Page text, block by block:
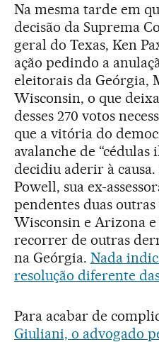
Na mesma tarde em
decisão da Suprema
geral do Texas, Ken
ação pedindo a
eleitorais da Geórgia,
Wisconsin, o que
desses 270 votos
que a vitória do
avalanche de “cédulas
decidiu aderir à
Powell, sua ex-
pendentes duas
Wisconsin e Arizona
recorrer de outras
na Geórgia. Nada
resolução diferente
Para acabar de
Giuliani, o advogado